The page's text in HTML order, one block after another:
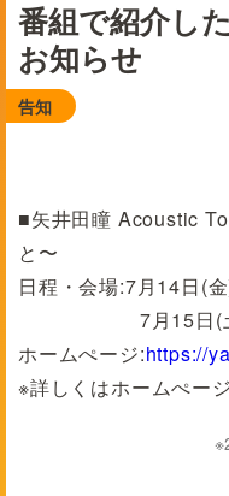
番組で紹介し
お知らせ
告知
■矢井田瞳 Acoustic
と〜
日程・会場:7月14日(
7月15日(土)
ホームぺージ:https://
※詳しくはホームぺー